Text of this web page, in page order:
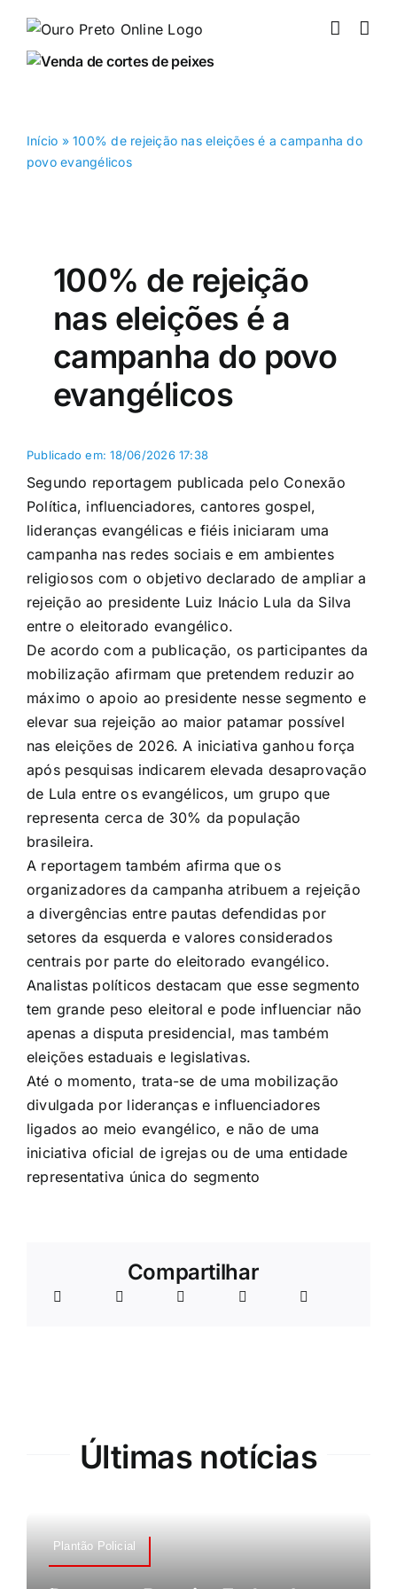
para
Início »100% de rejeição nas eleições é a campanha do
povo evangélicos
100% de rejeição
nas eleições é a
campanha do povo
evangélicos
Publicado em: 18/06/2026 17:38
Segundo reportagem publicada pelo Conexão
Política, influenciadores, cantores gospel,
lideranças evangélicas e fiéis iniciaram uma
campanha nas redes sociais e em ambientes
religiosos com o objetivo declarado de ampliar a
rejeição ao presidente Luiz Inácio Lula da Silva
entre o eleitorado evangélico.
De acordo com a publicação, os participantes da
mobilização afirmam que pretendem reduzir ao
máximo o apoio ao presidente nesse segmento e
elevar sua rejeição ao maior patamar possível
nas eleições de 2026. A iniciativa ganhou força
após pesquisas indicarem elevada desaprovação
de Lula entre os evangélicos, um grupo que
representa cerca de 30% da população
brasileira.
A reportagem também afirma que os
organizadores da campanha atribuem a rejeição
a divergências entre pautas defendidas por
setores da esquerda e valores considerados
centrais por parte do eleitorado evangélico.
Analistas políticos destacam que esse segmento
tem grande peso eleitoral e pode influenciar não
apenas a disputa presidencial, mas também
eleições estaduais e legislativas.
Até o momento, trata-se de uma mobilização
divulgada por lideranças e influenciadores
ligados ao meio evangélico, e não de uma
iniciativa oficial de igrejas ou de uma entidade
representativa única do segmento
Compartilhar
Últimas notícias
Plantão Policial